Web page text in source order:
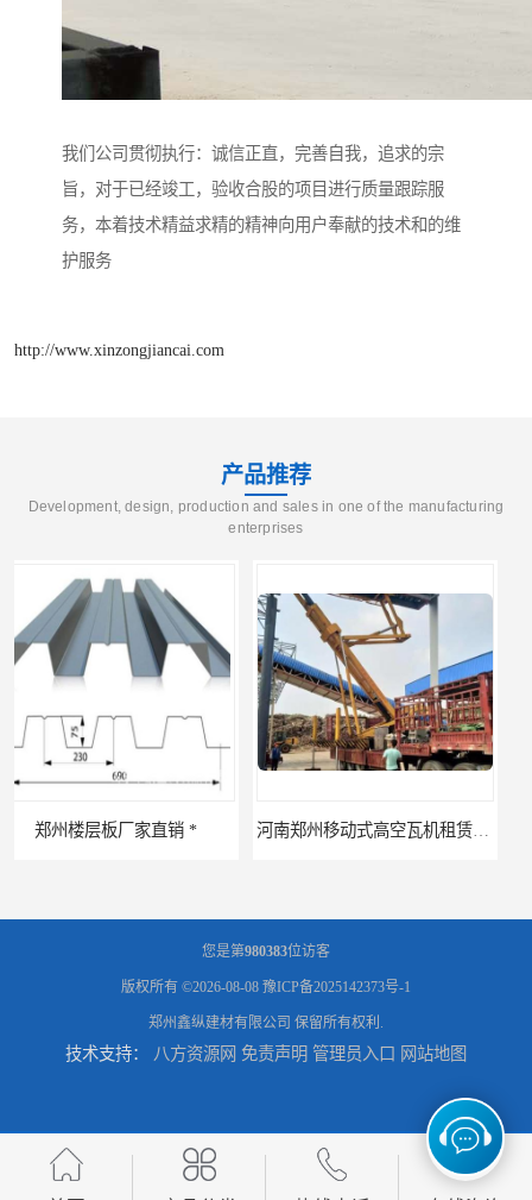
我们公司贯彻执行：诚信正直，完善自我，追求的宗
旨，对于已经竣工，验收合股的项目进行质量跟踪服
务，本着技术精益求精的精神向用户奉献的技术和的维
护服务
http://www.xinzongjiancai.com
产品推荐
Development, design, production and sales in one of the manufacturing
enterprises
三门峡生产加工彩钢围挡 郑州鑫纵 质量好 围挡加工 开封生产加工彩钢围挡 郑州鑫纵 质量好 鑫纵建材
您是第980383位访客
版权所有 ©2026-08-08 豫ICP备2025142373号-1
郑州鑫纵建材有限公司 保留所有权利.
技术支持： 八方资源网 免责声明 管理员入口 网站地图